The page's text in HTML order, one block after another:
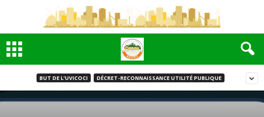
BUT DE L’UVICOCI DÉCRET-RECONNAISSANCE UTILITÉ PUBLIQUE